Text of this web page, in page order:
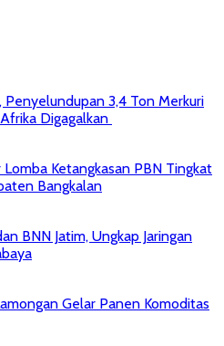
Penyelundupan 3,4 Ton Merkuri
Digagalkan
Ketangkasan PBN Tingkat
Bangkalan
BNN Jatim, Ungkap Jaringan
Gelar Panen Komoditas